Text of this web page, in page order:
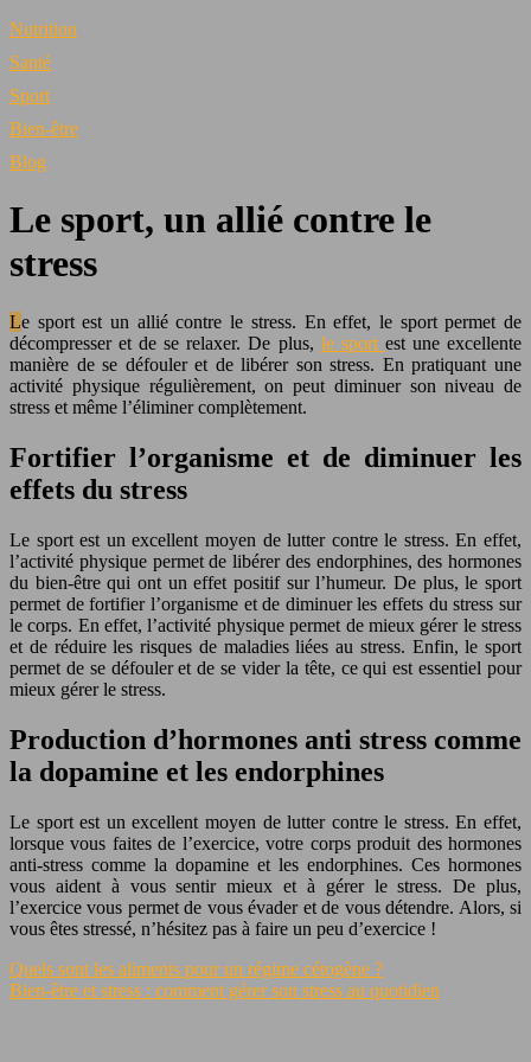
Nutrition
Santé
Sport
Bien-être
Blog
Le sport, un allié contre le
stress
Le sport est un allié contre le stress. En effet, le sport permet de
décompresser et de se relaxer. De plus, le sport est une excellente
manière de se défouler et de libérer son stress. En pratiquant une
activité physique régulièrement, on peut diminuer son niveau de
stress et même l’éliminer complètement.
Fortifier l’organisme et de diminuer les
effets du stress
Le sport est un excellent moyen de lutter contre le stress. En effet,
l’activité physique permet de libérer des endorphines, des hormones
du bien-être qui ont un effet positif sur l’humeur. De plus, le sport
permet de fortifier l’organisme et de diminuer les effets du stress sur
le corps. En effet, l’activité physique permet de mieux gérer le stress
et de réduire les risques de maladies liées au stress. Enfin, le sport
permet de se défouler et de se vider la tête, ce qui est essentiel pour
mieux gérer le stress.
Production d’hormones anti stress comme
la dopamine et les endorphines
Le sport est un excellent moyen de lutter contre le stress. En effet,
lorsque vous faites de l’exercice, votre corps produit des hormones
anti-stress comme la dopamine et les endorphines. Ces hormones
vous aident à vous sentir mieux et à gérer le stress. De plus,
l’exercice vous permet de vous évader et de vous détendre. Alors, si
vous êtes stressé, n’hésitez pas à faire un peu d’exercice !
Quels sont les aliments pour un régime cétogène ?
Bien-être et stress : comment gérer son stress au quotidien